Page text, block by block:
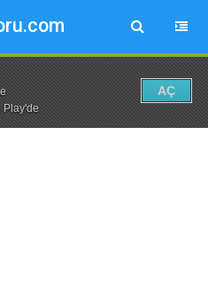
Play'de
AÇ